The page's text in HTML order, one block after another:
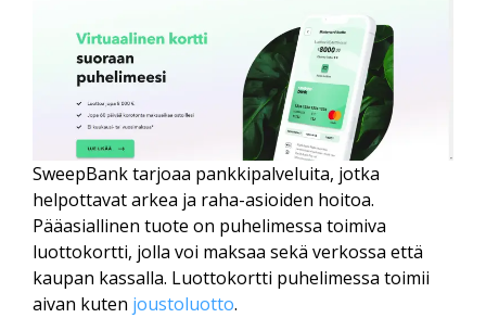
SweepBank tarjoaa pankkipalveluita, jotka
helpottavat arkea ja raha-asioiden hoitoa.
Pääasiallinen tuote on puhelimessa toimiva
luottokortti, jolla voi maksaa sekä verkossa että
kaupan kassalla. Luottokortti puhelimessa toimii
aivan kuten joustoluotto.